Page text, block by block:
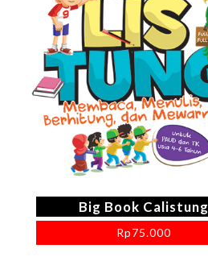
Big Book Calistung
Rp75.000